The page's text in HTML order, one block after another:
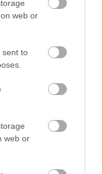
web or
sent to
web or
Hamilton
érte a
Forma–1-es
előtt, az